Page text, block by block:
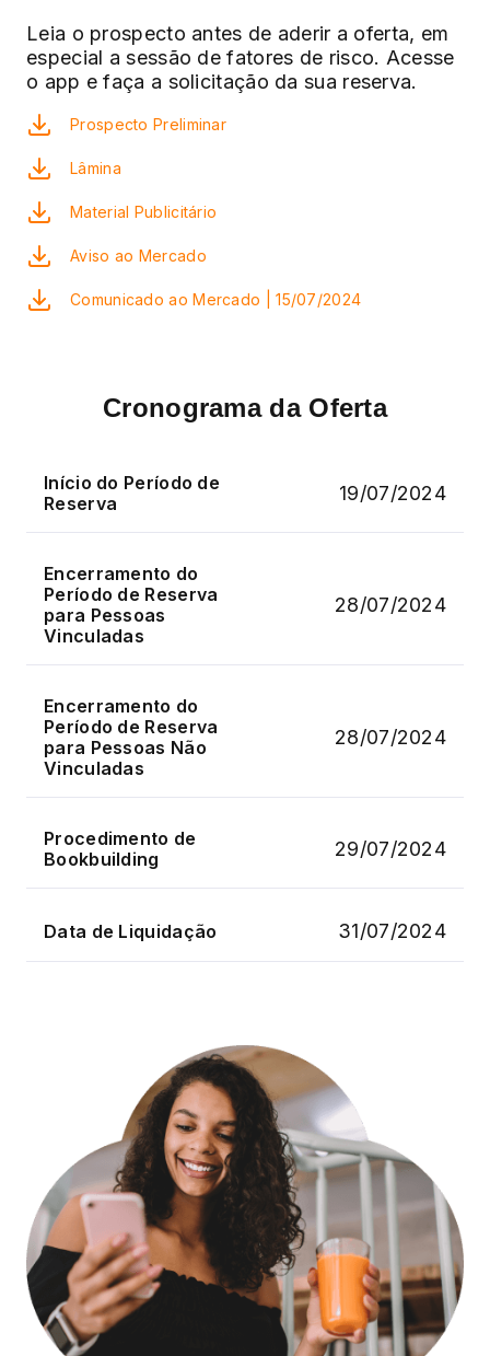
Leia o prospecto antes de aderir a oferta, em
especial a sessão de fatores de risco. Acesse
o app e faça a solicitação da sua reserva.
Prospecto Preliminar
Lâmina
Material Publicitário
Aviso ao Mercado
Comunicado ao Mercado | 15/07/2024
Cronograma da Oferta
Início do Período de
Reserva
19/07/2024
Encerramento do
Período de Reserva
para Pessoas
Vinculadas
28/07/2024
Encerramento do
Período de Reserva
para Pessoas Não
Vinculadas
28/07/2024
Procedimento de
Bookbuilding
29/07/2024
Data de Liquidação 31/07/2024